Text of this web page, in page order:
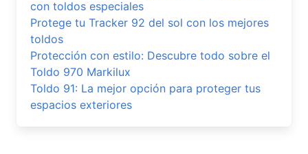
con toldos especiales
Protege tu Tracker 92 del sol con los mejores
toldos
Protección con estilo: Descubre todo sobre el
Toldo 970 Markilux
Toldo 91: La mejor opción para proteger tus
espacios exteriores